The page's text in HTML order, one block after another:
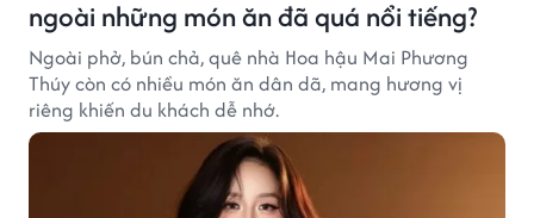
ngoài những món ăn đã quá nổi tiếng?
Ngoài phở, bún chả, quê nhà Hoa hậu Mai Phương
Thúy còn có nhiều món ăn dân dã, mang hương vị
riêng khiến du khách dễ nhớ.